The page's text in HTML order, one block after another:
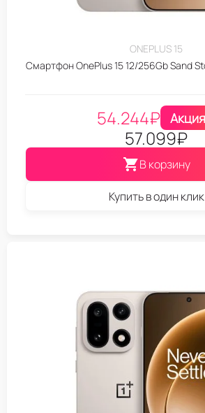
ONEPLUS 15
Смартфон OnePlus 15 12/256Gb Sand
54.244₽ Акция
57.099₽
В корзину
Купить в один клик